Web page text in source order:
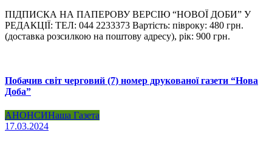
ПІДПИСКА НА ПАПЕРОВУ ВЕРСІЮ “НОВОЇ ДОБИ” У
РЕДАКЦІЇ: ТЕЛ: 044 2233373 Вартість: півроку: 480 грн.
(доставка розсилкою на поштову адресу), рік: 900 грн.
Побачив світ черговий (7) номер друкованої газети “Нова
Доба”
АНОНСИНаша Газета
17.03.2024